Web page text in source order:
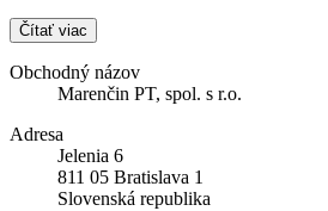
Čítať viac
Obchodný názov
Marenčin PT, spol. s r.o.
Adresa
Jelenia 6
811 05 Bratislava 1
Slovenská republika